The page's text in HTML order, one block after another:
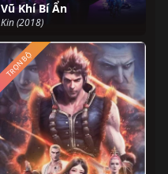
Vũ Khí Bí Ẩn
Kin (2018)
TRỌN BỘ